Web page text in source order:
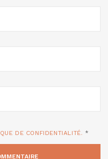
DE CONFIDENTIALITÉ. *